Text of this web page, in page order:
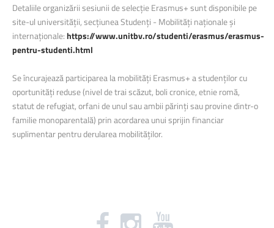
Detaliile organizării sesiunii de selecție Erasmus+ sunt disponibile pe
site-ul universității, secțiunea Studenți - Mobilități naționale și
internaționale:https://www.unitbv.ro/studenti/erasmus/erasmus-
pentru-studenti.html
Se încurajează participarea la mobilități Erasmus+ a studenților cu
oportunități reduse (nivel de trai scăzut, boli cronice, etnie romă,
statut de refugiat, orfani de unul sau ambii părinți sau provine dintr-o
familie monoparentală) prin acordarea unui sprijin financiar
suplimentar pentru derularea mobilităților.